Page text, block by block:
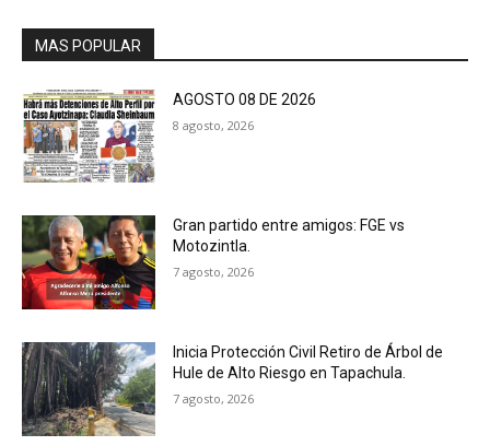
MAS POPULAR
AGOSTO 08 DE 2026
8 agosto, 2026
Gran partido entre amigos: FGE vs
Motozintla.
7 agosto, 2026
Inicia Protección Civil Retiro de Árbol de
Hule de Alto Riesgo en Tapachula.
7 agosto, 2026